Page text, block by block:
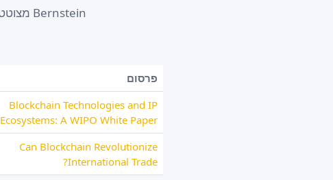
Bernstein מצוטטת בפרסומים רשמיים של ארגוני הקניין הרוחני והמסחר המובילים בעולם.
פרסום
Blockchain Technologies and IP
Ecosystems: A WIPO White Paper
Can Blockchain Revolutionize
International Trade?